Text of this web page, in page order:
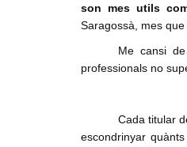
son mes utils
Saragossà, mes
Me cansi
professionals no
Cada titular
escondrinyar